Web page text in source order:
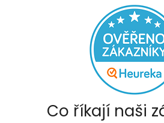
l
á
d
a
c
í
p
r
v
k
Co říkají naši